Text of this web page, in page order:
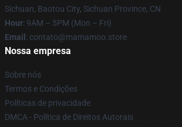
Sichuan, Baotou City, Sichuan Province, CN
Hour: 9AM – 5PM (Mon – Fri)
Email : contato@mamamoo.store
Nossa empresa
Sobre nós
Termos e Condições
Políticas de privacidade
DMCA - Política de Direitos Autorais